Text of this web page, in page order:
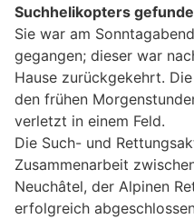
Suchhelikopters
Sie war am
gegangen; dieser war
Hause zurückgekehrt.
den frühen
verletzt in einem Feld.
Die Such- und
Zusammenarbeit
Neuchâtel, der Alpinen
erfolgreich